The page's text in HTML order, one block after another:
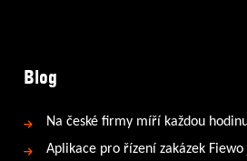
Blog
Na české firmy míří každou
Aplikace pro řízení zakázek